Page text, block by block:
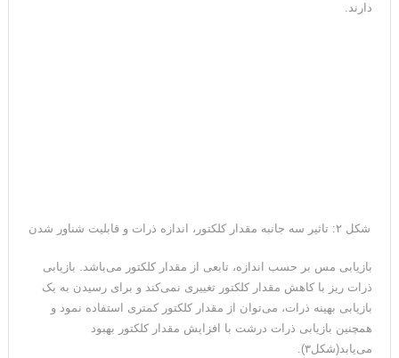
دارند.
شکل ۲: تاثیر سه جانبه مقدار کلکتور، اندازه ذرات و قابلیت شناور شدن
بازیابی مس بر حسب اندازه، تابعی از مقدار کلکتور می‌باشد. بازیابی
ذرات ریز با کاهش مقدار کلکتور تغییری نمی‌کند و برای رسیدن به یک
بازیابی بهینه ذرات، می‌توان از مقدار کلکتور کمتری استفاده نمود و
همچنین بازیابی ذرات درشت با افزایش مقدار کلکتور بهبود
می‌یابد(شکل۳).